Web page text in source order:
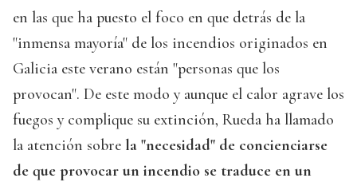
en las que ha puesto el foco en que detrás de la
"inmensa mayoría" de los incendios originados en
Galicia este verano están "personas que los
provocan". De este modo y aunque el calor agrave los
fuegos y complique su extinción, Rueda ha llamado
la atención sobre la "necesidad" de concienciarse
de que provocar un incendio se traduce en un